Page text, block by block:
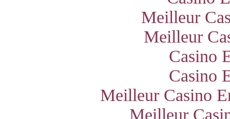
Meilleur
Meilleur
Casino
Casino
Meilleur Casino
Meilleur